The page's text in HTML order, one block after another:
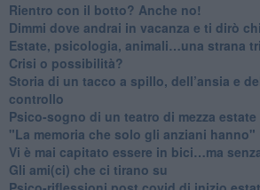
​Rientro con il botto? Anche no!
Dimmi dove andrai in vacanza e ti dirò
​Estate, psicologia, animali…una strana
​Crisi o possibilità?
​Storia di un tacco a spillo, dell’ansia e
controllo
​Psico-sogno di un teatro di mezza estate
"La memoria che solo gli anziani hanno"
​Vi è mai capitato essere in bici…ma
​Gli ami(ci) che ci tirano su